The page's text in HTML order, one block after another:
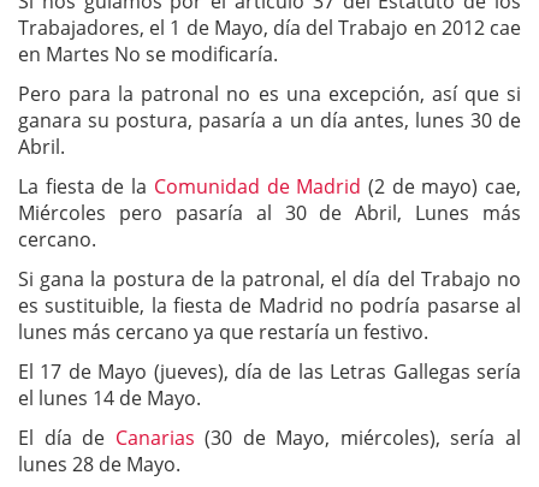
Trabajadores, el 1 de Mayo, día del Trabajo en 2012 cae
en Martes No se modificaría.
Pero para la patronal no es una excepción, así que si
ganara su postura, pasaría a un día antes, lunes 30 de
Abril.
La fiesta de la Comunidad de Madrid (2 de mayo) cae,
Miércoles pero pasaría al 30 de Abril, Lunes más
cercano.
Si gana la postura de la patronal, el día del Trabajo no
es sustituible, la fiesta de Madrid no podría pasarse al
lunes más cercano ya que restaría un festivo.
El 17 de Mayo (jueves), día de las Letras Gallegas sería
el lunes 14 de Mayo.
El día de Canarias(30 de Mayo, miércoles), sería al
lunes 28 de Mayo.